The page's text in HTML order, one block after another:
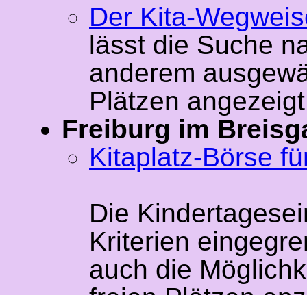
Der Kita-
lässt die Suche
anderem
Plätzen
Freiburg im
Kitaplatz-Börse
Die
Kriterien
auch die